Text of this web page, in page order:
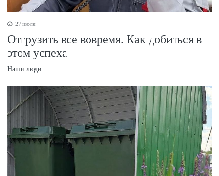
27 июля
Отгрузить все вовремя. Как добиться в
этом успеха
Наши люди